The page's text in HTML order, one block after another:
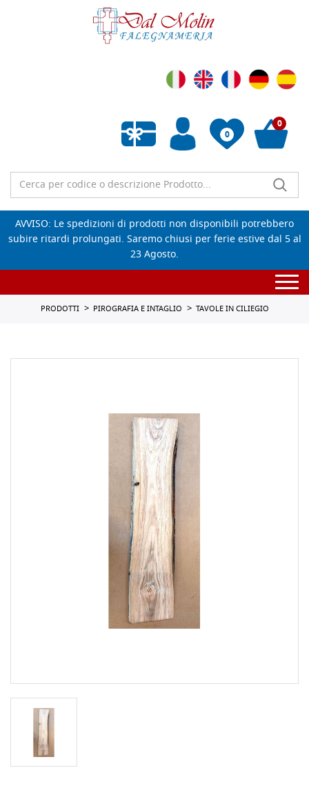
0
Wishlist vuota
0
AVVISO: Le spedizioni di prodotti non disponibili potrebbero
subire ritardi prolungati. Saremo chiusi per ferie estive dal 5 al
23 Agosto.
PRODOTTI PIROGRAFIA E INTAGLIO TAVOLE IN CILIEGIO